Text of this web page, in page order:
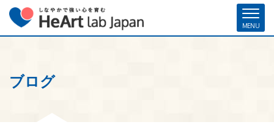
ホーム
ブログ